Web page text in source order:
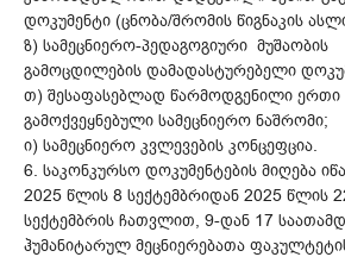
დოკუმენტი (ცნობა/შრომის წიგნაკის
ზ) სამეცნიერო-პედაგოგიური მუშაობის
გამოცდილების დამადასტურებელი
თ) შესაფასებლად წარმოდგენილი ერთი
გამოქვეყნებული სამეცნიერო ნაშრომი;
ი) სამეცნიერო კვლევების კონცეფცია.
6. საკონკურსო დოკუმენტების მიღება
2025 წლის 8 სექტემბრიდან 2025 წლის
სექტემბრის ჩათვლით, 9-დან 17
ჰუმანიტარულ მეცნიერებათა